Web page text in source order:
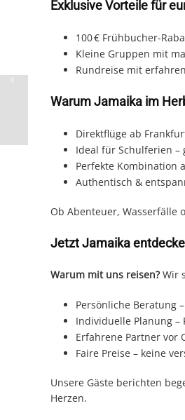
Exklusive Vorteile für
100 € Frühbucher-
Kleine Gruppen mit
Rundreise mit
Warum Jamaika im
Direktflüge ab
Ideal für Schulferien –
Perfekte Kombination
Authentisch &
Ob Abenteuer, Wasserfälle
Jetzt Jamaika
Warum mit uns reisen?Wir
Persönliche Beratung
Individuelle Planung –
Erfahrene Partner vor
Faire Preise – keine
Unsere Gäste berichten
Herzen.